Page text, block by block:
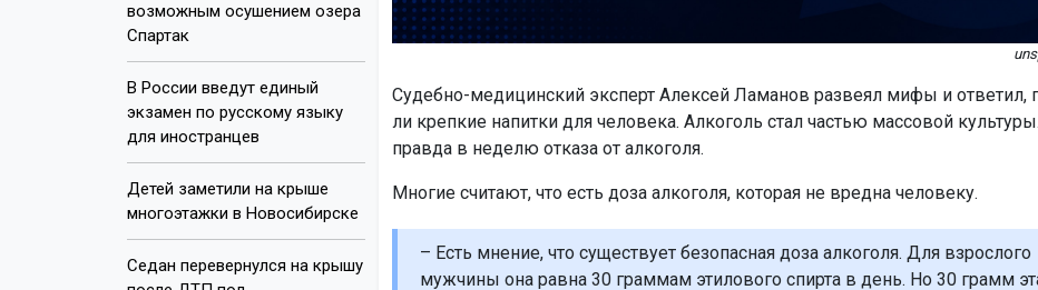
возможным осушением озера
Спартак
В России введут единый
экзамен по русскому языку
для иностранцев
Детей заметили на крыше
многоэтажки в Новосибирске
Седан перевернулся на крышу
Судебно-медицинский эксперт Алексей Ламанов развеял мифы и ответил,
ли крепкие напитки для человека. Алкоголь стал частью массовой
правда в неделю отказа от алкоголя.
Многие считают, что есть доза алкоголя, которая не вредна человеку.
– Есть мнение, что существует безопасная доза алкоголя. Для взрослого
мужчины она равна 30 граммам этилового спирта в день. Но 30 грамм